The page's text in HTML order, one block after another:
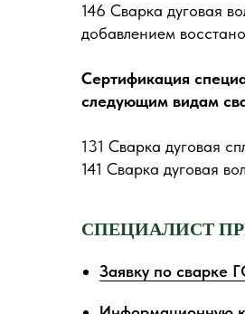
146 Сварка дуговая
добавлением
Сертификация
следующим видам
131 Сварка дуговая
141 Сварка дуговая
СПЕЦИАЛИСТ
Заявку по